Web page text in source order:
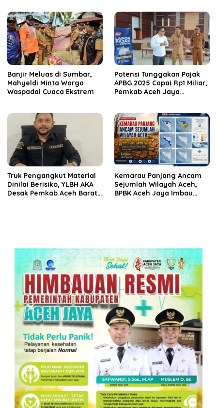
Banjir Meluas di Sumbar,
Mahyeldi Minta Warga
Waspadai Cuaca Ekstrem
Potensi Tunggakan Pajak
APBG 2025 Capai Rp1 Miliar,
Pemkab Aceh Jaya
Truk Pengangkut Material
Dinilai Berisiko, YLBH AKA
Desak Pemkab Aceh Barat
Kemarau Panjang Ancam
Sejumlah Wilayah Aceh,
BPBK Aceh Jaya Imbau